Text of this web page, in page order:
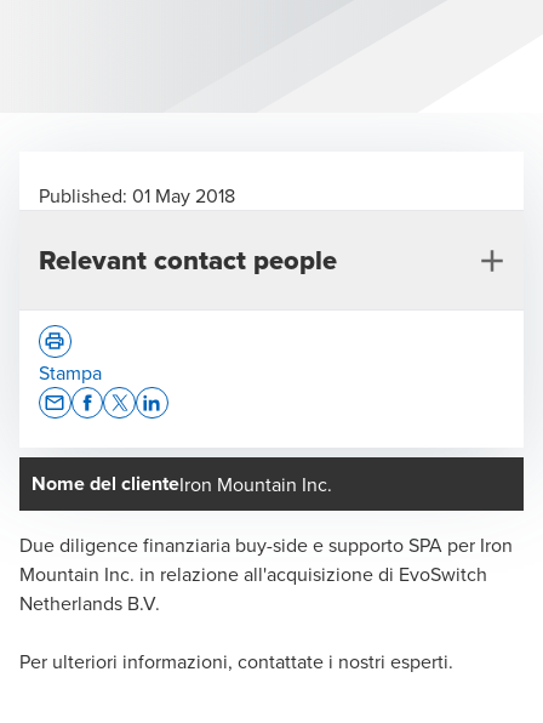
Nome del clienteIron Mountain Inc.
Due diligence finanziaria buy-side e supporto SPA per Iron
Mountain Inc. in relazione all'acquisizione di EvoSwitch
Netherlands B.V.
Per ulteriori informazioni, contattate i nostri esperti.
Published: 01 May 2018
Relevant contact people
Benjamin Haldimann
Responsabile Transaction Services Svizzera, Zurigo -
Partner
Stampa